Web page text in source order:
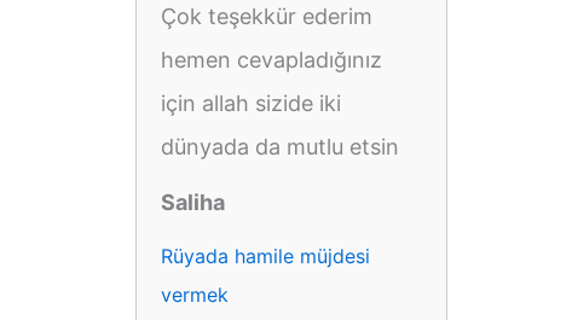
Çok teşekkür ederim
hemen cevapladığınız
için allah sizide iki
dünyada da mutlu etsin
Saliha
Rüyada hamile müjdesi
vermek